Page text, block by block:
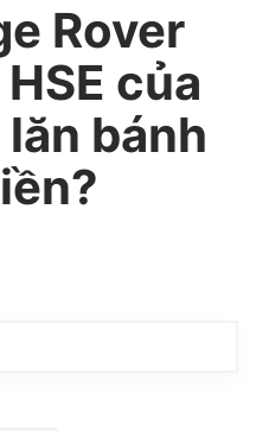
Rover
của
bánh